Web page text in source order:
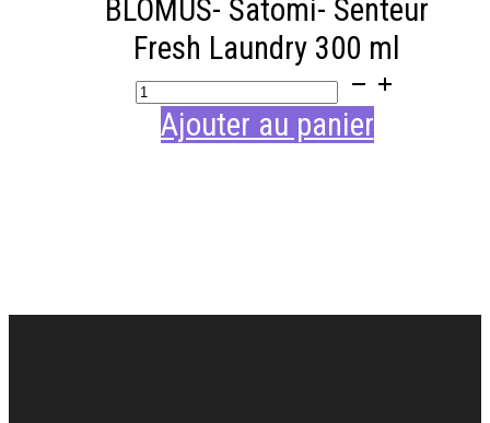
BLOMUS- Satomi- Senteur
Fresh Laundry 300 ml
Ajouter au panier